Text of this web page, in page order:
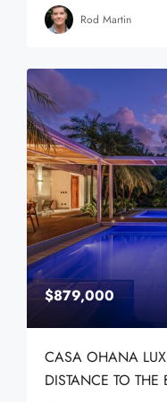
Rod Martin
$879,000
CASA OHANA
DISTANCE TO